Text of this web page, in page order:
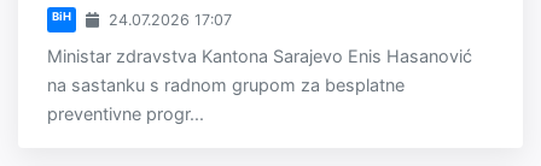
BiH 24.07.2026 17:07
Ministar zdravstva Kantona Sarajevo Enis Hasanović
na sastanku s radnom grupom za besplatne
preventivne progr...